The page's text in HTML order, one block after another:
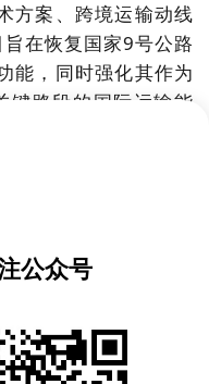
方案、跨境运输动线
旨在恢复国家9号公路
能，同时强化其作为
键路段的国际运输能
建技术优势，确保可
性研究，将为后续国
公众号